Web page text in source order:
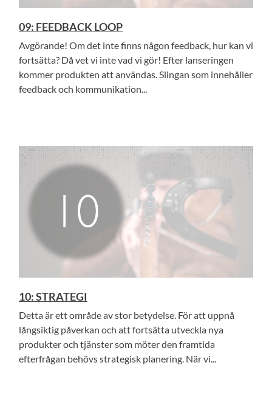
09: FEEDBACK LOOP
Avgörande! Om det inte finns någon feedback, hur kan vi
fortsätta? Då vet vi inte vad vi gör! Efter lanseringen
kommer produkten att användas. Slingan som innehåller
feedback och kommunikation...
10: STRATEGI
Detta är ett område av stor betydelse. För att uppnå
långsiktig påverkan och att fortsätta utveckla nya
produkter och tjänster som möter den framtida
efterfrågan behövs strategisk planering. När vi...